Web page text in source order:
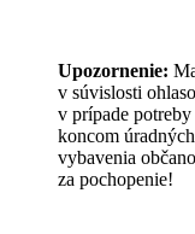
Upozornenie:
v súvislosti
v prípade
koncom
vybavenia
za pochopenie!